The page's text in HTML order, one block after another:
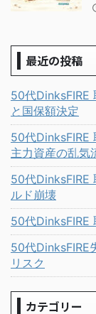
最近の投稿
50代DinksFIRE
と国保額決定
50代DinksFIRE
主力資産の乱気
50代DinksFIRE
ルド崩壊
50代DinksFIRE
50代DinksFIRE
リスク
カテゴリー